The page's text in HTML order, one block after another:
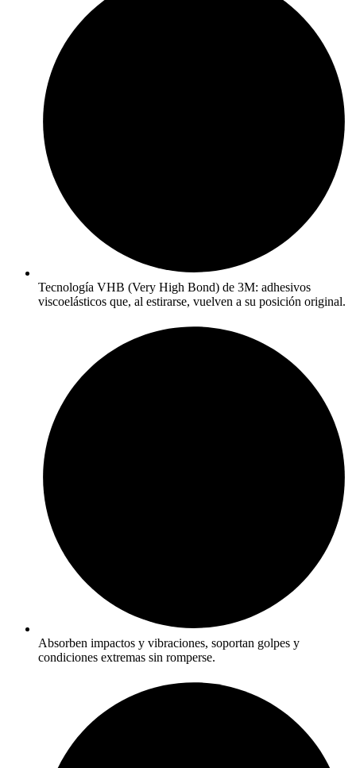
Tecnología VHB (Very High Bond) de 3M: adhesivos
viscoelásticos que, al estirarse, vuelven a su posición original.
Absorben impactos y vibraciones, soportan golpes y
condiciones extremas sin romperse.